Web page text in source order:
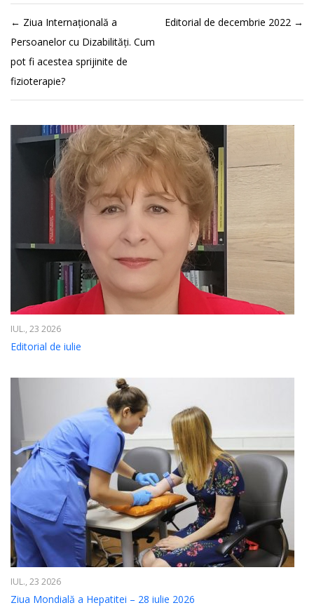
← Ziua Internațională a
Persoanelor cu Dizabilități. Cum
pot fi acestea sprijinite de
fizioterapie?
Editorial de decembrie 2022 →
IUL., 23 2026
Editorial de iulie
IUL., 23 2026
Ziua Mondială a Hepatitei – 28 iulie 2026